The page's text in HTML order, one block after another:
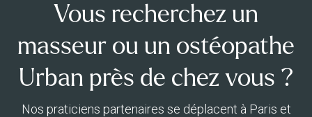
Vous recherchez un
masseur ou un ostéopathe
Urban près de chez vous ?
Nos praticiens partenaires se déplacent à Paris et